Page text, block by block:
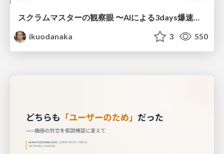
スクラムマスターの観察眼 〜AIによる3days爆速キャッチアップと次の一手〜/The Scrum Master's Insight: Lightning-Fast 3-Day Catch-Up with AI and the Next Move
ikuodanaka
3 550